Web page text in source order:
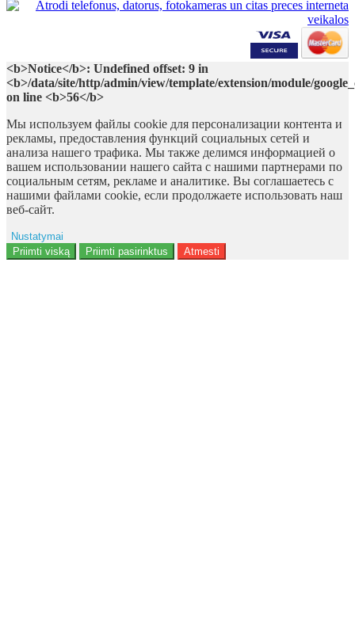
<b>Notice</b>: Undefined offset: 9 in
<b>/data/site/http/admin/view/template/extension/module/
on line <b>56</b>
Мы используем файлы cookie для персонализации контента и
рекламы, предоставления функций социальных сетей и
анализа нашего трафика. Мы также делимся информацией о
вашем использовании нашего сайта с нашими партнерами по
социальным сетям, рекламе и аналитике. Вы соглашаетесь с
нашими файлами cookie, если продолжаете использовать наш
веб-сайт.
Nustatymai
Reklama
Priimti viską Priimti pasirinktus Atmesti